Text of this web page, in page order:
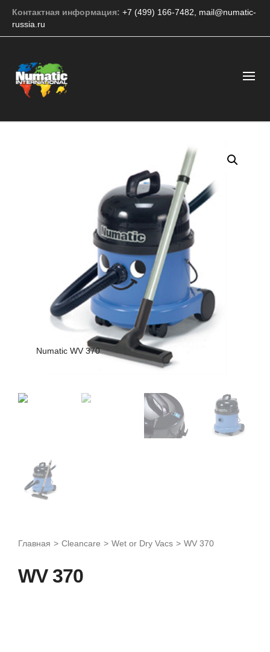
Контактная информация: +7 (499) 166-7482
mail@numatic-
russia.ru
Numatic WV 370
Главная > Cleancare > Wet or Dry Vacs > WV 370
WV 370